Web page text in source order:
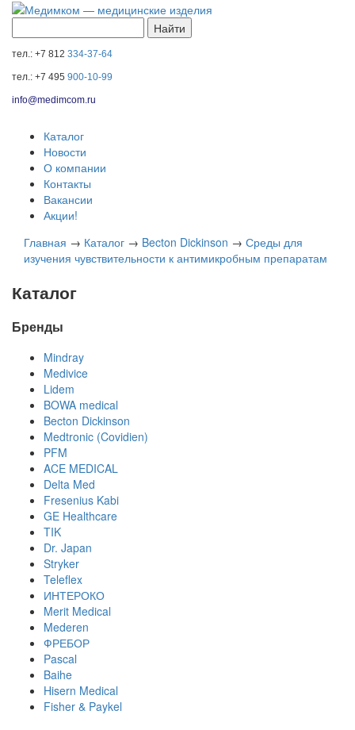
тел.: +7 812 334-37-64
тел.: +7 495 900-10-99
info@medimcom.ru
Каталог
Новости
О компании
Контакты
Вакансии
Акции!
Главная → Каталог → Becton Dickinson → Среды для
изучения чувствительности к антимикробным препаратам
Каталог
Бренды
Mindray
Medivice
Lidem
BOWA medical
Becton Dickinson
Medtronic (Covidien)
PFM
ACE MEDICAL
Delta Med
Fresenius Kabi
GE Healthcare
TIK
Dr. Japan
Stryker
Teleflex
ИНТЕРОКО
Merit Medical
Mederen
ФРЕБОР
Pascal
Baihe
Hisern Medical
Fisher & Paykel